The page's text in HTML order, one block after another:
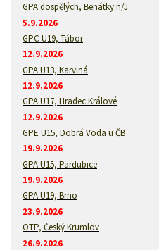
GPA dospělých, Benátky n/J
5.9.2026
GPC U19, Tábor
12.9.2026
GPA U13, Karviná
12.9.2026
GPA U17, Hradec Králové
12.9.2026
GPE U15, Dobrá Voda u ČB
19.9.2026
GPA U15, Pardubice
19.9.2026
GPA U19, Brno
23.9.2026
OTP, Český Krumlov
26.9.2026